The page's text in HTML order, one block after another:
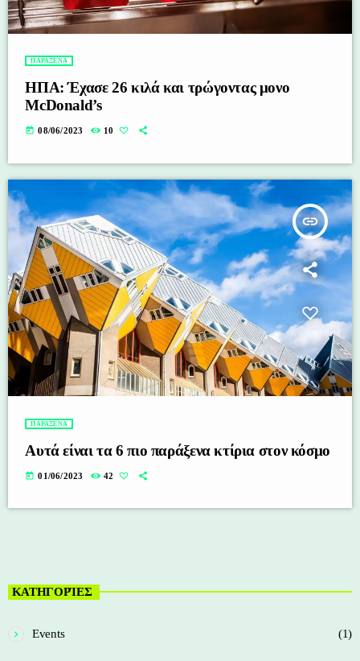
ΠΑΡΑΞΕΝΑ
ΗΠΑ: Έχασε 26 κιλά και τρώγοντας μονο
McDonald’s
today 08/06/2023 10
insert_link
ΠΑΡΑΞΕΝΑ
Αυτά είναι τα 6 πιο παράξενα κτίρια στον κόσμο
today 01/06/2023 42
ΚΑΤΗΓΟΡΊΕΣ
Events (1)